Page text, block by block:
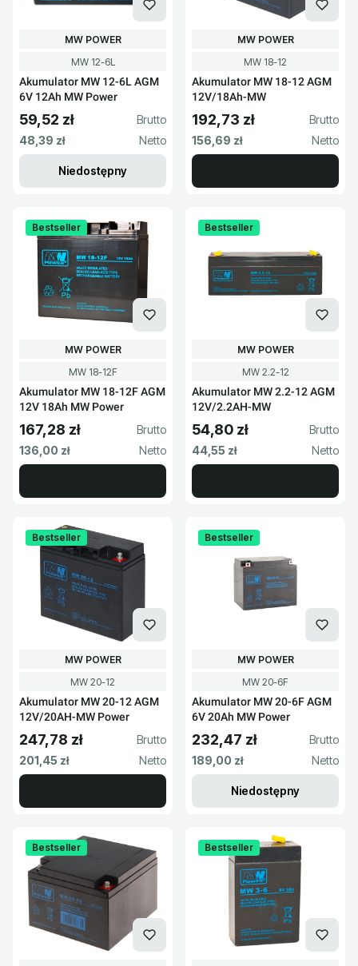
Kod produktu
MW 12-6L
Akumulator MW 12-6L AGM
6V 12Ah MW Power
PRODUCENT
MW POWER
Cena brutto
59,52 zł
Cena netto
48,39 zł
Niedostępny
Kod produktu
MW 18-12
Akumulator MW 18-12 AGM
12V/18Ah-MW
PRODUCENT
MW POWER
Cena brutto
192,73 zł
Cena netto
156,69 zł
Bestseller
Kod produktu
MW 18-12F
Akumulator MW 18-12F AGM
12V 18Ah MW Power
PRODUCENT
MW POWER
Cena brutto
167,28 zł
Cena netto
136,00 zł
Bestseller
Kod produktu
MW 2.2-12
Akumulator MW 2.2-12 AGM
12V/2.2AH-MW
PRODUCENT
MW POWER
Cena brutto
54,80 zł
Cena netto
44,55 zł
Bestseller
Kod produktu
MW 20-12
Akumulator MW 20-12 AGM
12V/20AH-MW Power
PRODUCENT
MW POWER
Cena brutto
247,78 zł
Cena netto
201,45 zł
Bestseller
Kod produktu
MW 20-6F
Akumulator MW 20-6F AGM
6V 20Ah MW Power
PRODUCENT
MW POWER
Cena brutto
232,47 zł
Cena netto
189,00 zł
Niedostępny
Bestseller Bestseller